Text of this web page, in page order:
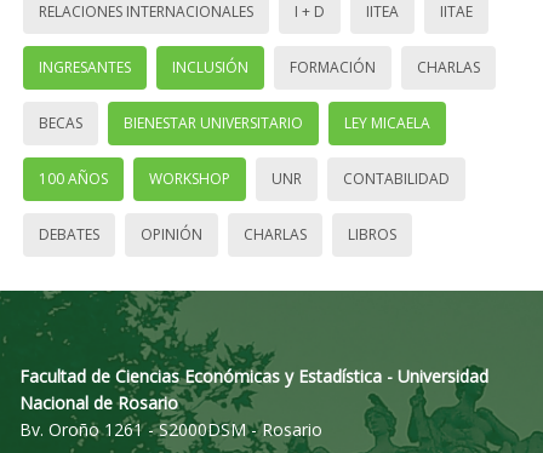
RELACIONES INTERNACIONALES I + D IITEA IITAE
INGRESANTES INCLUSIÓN FORMACIÓN CHARLAS
BECAS BIENESTAR UNIVERSITARIO LEY MICAELA
100 AÑOS WORKSHOP UNR CONTABILIDAD
DEBATES OPINIÓN CHARLAS LIBROS
Facultad de Ciencias Económicas y Estadística - Universidad
Nacional de Rosario
Bv. Oroño 1261 - S2000DSM - Rosario